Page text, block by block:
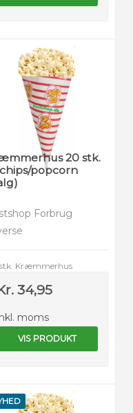
20 stk.
popcorn
Forbrug
Kræmmerhus
34,95
moms
VIS PRODUKT